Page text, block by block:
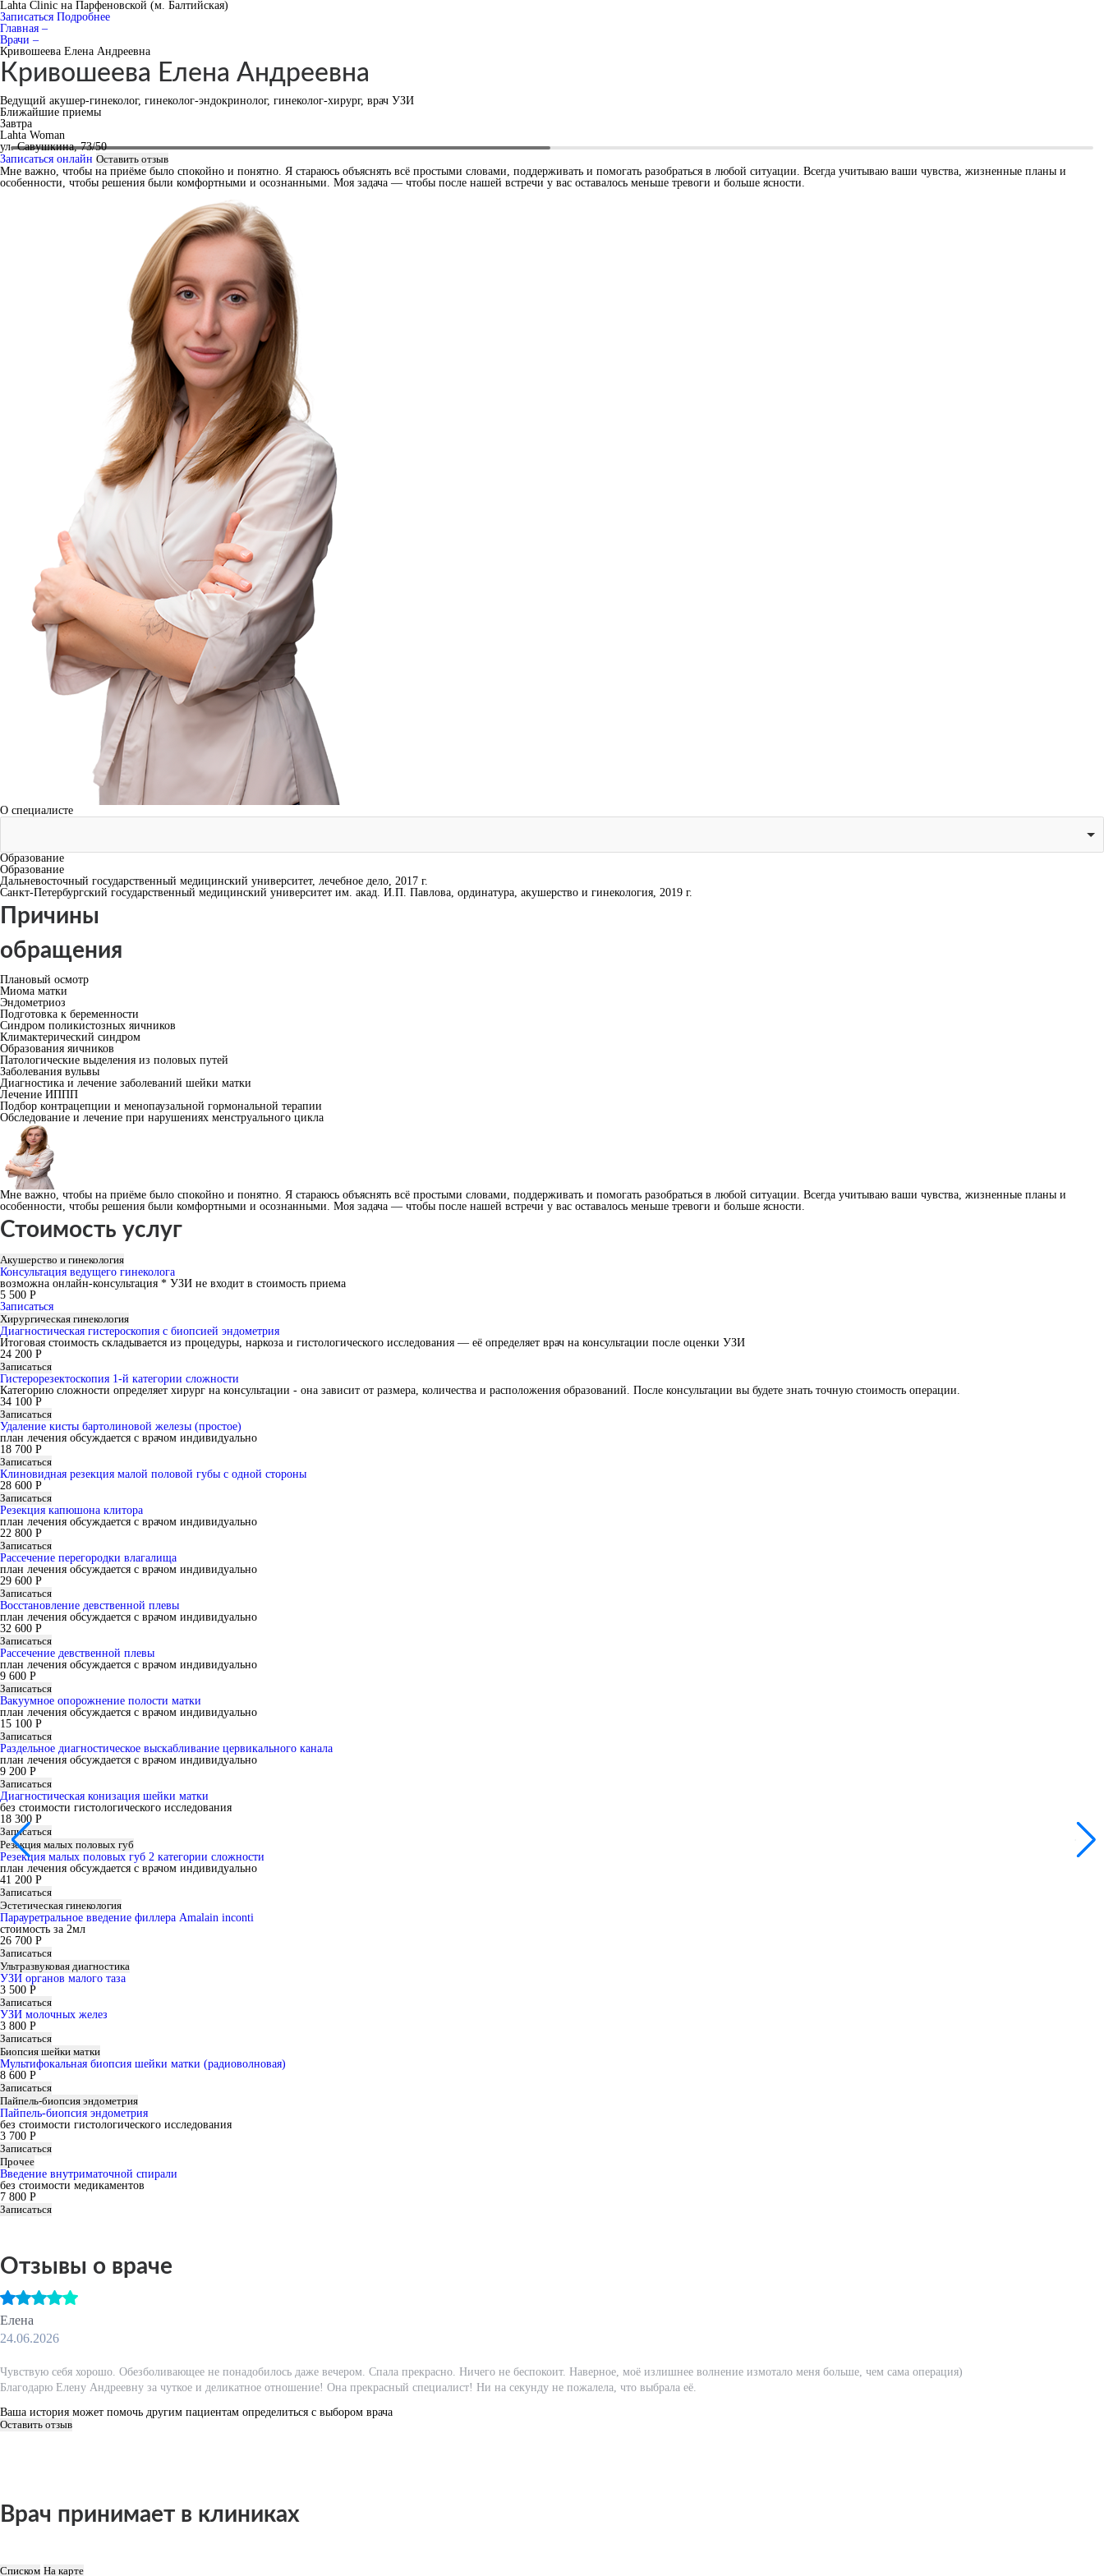
Lahta Clinic на Парфеновской (м. Балтийская)
Записаться Подробнее
Главная –
Врачи –
Кривошеева Елена Андреевна
Кривошеева Елена Андреевна
Ведущий акушер-гинеколог, гинеколог-эндокринолог, гинеколог-хирург, врач УЗИ
Ближайшие приемы
Завтра
Lahta Woman
ул. Савушкина, 73/50
Записаться онлайн Оставить отзыв
Мне важно, чтобы на приёме было спокойно и понятно. Я стараюсь объяснять всё простыми словами, поддерживать и помогать разобраться в любой ситуации. Всегда учитываю ваши чувства, жизненные планы и
особенности, чтобы решения были комфортными и осознанными. Моя задача — чтобы после нашей встречи у вас оставалось меньше тревоги и больше ясности.
О специалисте
Образование
Образование
Дальневосточный государственный медицинский университет, лечебное дело, 2017 г.
Санкт-Петербургский государственный медицинский университет им. акад. И.П. Павлова, ординатура, акушерство и гинекология, 2019 г.
Причины
обращения
Плановый осмотр
Миома матки
Эндометриоз
Подготовка к беременности
Синдром поликистозных яичников
Климактерический синдром
Образования яичников
Патологические выделения из половых путей
Заболевания вульвы
Диагностика и лечение заболеваний шейки матки
Лечение ИППП
Подбор контрацепции и менопаузальной гормональной терапии
Обследование и лечение при нарушениях менструального цикла
Мне важно, чтобы на приёме было спокойно и понятно. Я стараюсь объяснять всё простыми словами, поддерживать и помогать разобраться в любой ситуации. Всегда учитываю ваши чувства, жизненные планы и
особенности, чтобы решения были комфортными и осознанными. Моя задача — чтобы после нашей встречи у вас оставалось меньше тревоги и больше ясности.
Стоимость услуг
Акушерство и гинекология
Консультация ведущего гинеколога
возможна онлайн-консультация * УЗИ не входит в стоимость приема
5 500 Р
Записаться
Хирургическая гинекология
Диагностическая гистероскопия с биопсией эндометрия
Итоговая стоимость складывается из процедуры, наркоза и гистологического исследования — её определяет врач на консультации после оценки УЗИ
24 200 Р
Записаться
Гистерорезектоскопия 1-й категории сложности
Категорию сложности определяет хирург на консультации - она зависит от размера, количества и расположения образований. После консультации вы будете знать точную стоимость операции.
34 100 Р
Записаться
Удаление кисты бартолиновой железы (простое)
план лечения обсуждается с врачом индивидуально
18 700 Р
Записаться
Клиновидная резекция малой половой губы с одной стороны
28 600 Р
Записаться
Резекция капюшона клитора
план лечения обсуждается с врачом индивидуально
22 800 Р
Записаться
Рассечение перегородки влагалища
план лечения обсуждается с врачом индивидуально
29 600 Р
Записаться
Восстановление девственной плевы
план лечения обсуждается с врачом индивидуально
32 600 Р
Записаться
Рассечение девственной плевы
план лечения обсуждается с врачом индивидуально
9 600 Р
Записаться
Вакуумное опорожнение полости матки
план лечения обсуждается с врачом индивидуально
15 100 Р
Записаться
Раздельное диагностическое выскабливание цервикального канала
план лечения обсуждается с врачом индивидуально
9 200 Р
Записаться
Диагностическая конизация шейки матки
без стоимости гистологического исследования
18 300 Р
Записаться
Резекция малых половых губ
Резекция малых половых губ 2 категории сложности
план лечения обсуждается с врачом индивидуально
41 200 Р
Записаться
Эстетическая гинекология
Парауретральное введение филлера Amalain inconti
стоимость за 2мл
26 700 Р
Записаться
Ультразвуковая диагностика
УЗИ органов малого таза
3 500 Р
Записаться
УЗИ молочных желез
3 800 Р
Записаться
Биопсия шейки матки
Мультифокальная биопсия шейки матки (радиоволновая)
8 600 Р
Записаться
Пайпель-биопсия эндометрия
Пайпель-биопсия эндометрия
без стоимости гистологического исследования
3 700 Р
Записаться
Прочее
Введение внутриматочной спирали
без стоимости медикаментов
7 800 Р
Записаться
Отзывы о враче
Елена
24.06.2026
Чувствую себя хорошо. Обезболивающее не понадобилось даже вечером. Спала прекрасно. Ничего не беспокоит. Наверное, моё излишнее волнение измотало меня больше, чем сама операция)
Благодарю Елену Андреевну за чуткое и деликатное отношение! Она прекрасный специалист! Ни на секунду не пожалела, что выбрала её.
Ваша история может помочь другим пациентам определиться с выбором врача
Оставить отзыв
Врач принимает в клиниках
Списком На карте